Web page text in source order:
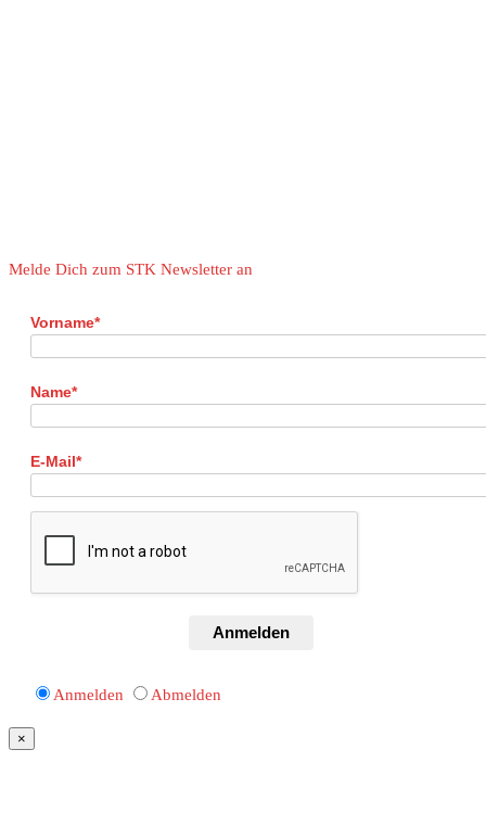
Melde Dich zum STK Newsletter an
Vorname*
Name*
E-Mail*
Anmelden
Anmelden Abmelden
×